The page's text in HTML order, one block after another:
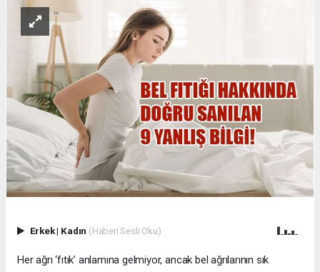
Erkek| Kadın (Haberi Sesli Oku)
Her ağrı ‘fıtık’ anlamına gelmiyor, ancak bel ağrılarının sık